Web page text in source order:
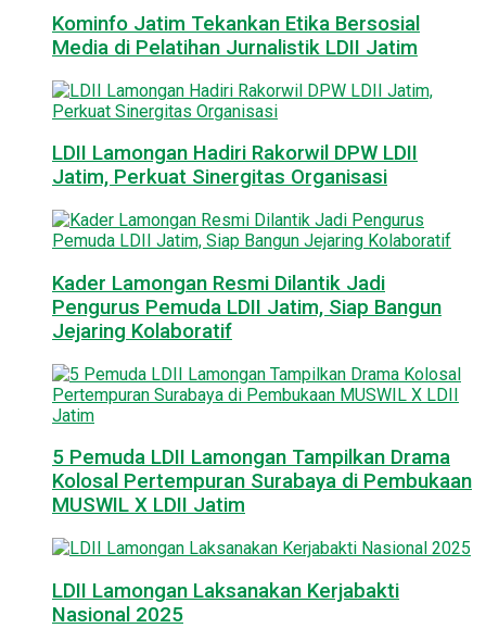
Kominfo Jatim Tekankan Etika Bersosial
Media di Pelatihan Jurnalistik LDII Jatim
LDII Lamongan Hadiri Rakorwil DPW LDII
Jatim, Perkuat Sinergitas Organisasi
Kader Lamongan Resmi Dilantik Jadi
Pengurus Pemuda LDII Jatim, Siap Bangun
Jejaring Kolaboratif
5 Pemuda LDII Lamongan Tampilkan Drama
Kolosal Pertempuran Surabaya di Pembukaan
MUSWIL X LDII Jatim
LDII Lamongan Laksanakan Kerjabakti
Nasional 2025